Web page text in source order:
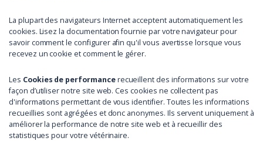
La plupart des navigateurs Internet acceptent automatiquement les
cookies. Lisez la documentation fournie par votre navigateur pour
savoir comment le configurer afin qu'il vous avertisse lorsque vous
recevez un cookie et comment le gérer.
Les Cookies de performancerecueillent des informations sur votre
façon d’utiliser notre site web. Ces cookies ne collectent pas
d'informations permettant de vous identifier. Toutes les informations
recueillies sont agrégées et donc anonymes. Ils servent uniquement à
améliorer la performance de notre site web et à recueillir des
statistiques pour votre vétérinaire.